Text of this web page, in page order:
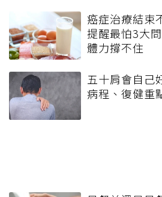
癌症治療結束
提醒最怕3大
體力撐不住
五十肩會自己
病程、復健重